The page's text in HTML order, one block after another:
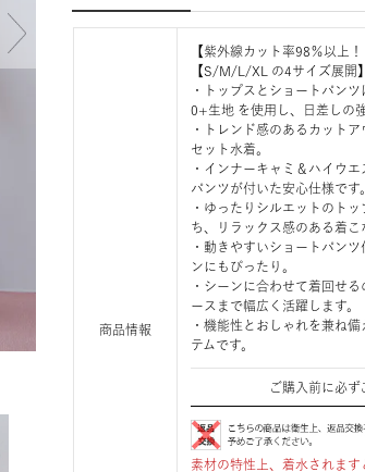
商品情報
【紫外線カット率98％以上！
【S/M/L/XL の4サイズ展開】
・トップスとショートパン
0+生地 を使用し、日差しの
・トレンド感のあるカット
セット水着。
・インナーキャミ＆ハイウ
パンツが付いた安心仕様です
・ゆったりシルエットのト
ち、リラックス感のある着こ
・動きやすいショートパン
ンにもぴったり。
・シーンに合わせて着回せ
ースまで幅広く活躍します。
・機能性とおしゃれを兼ね
テムです。
ご購入前に必ず
素材の特性上、着水されま